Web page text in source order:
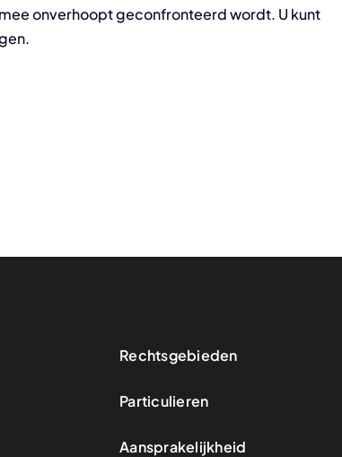
onverhoopt geconfronteerd wordt. U kunt
Rechtsgebieden
Particulieren
Aansprakelijkheid